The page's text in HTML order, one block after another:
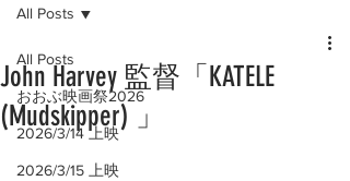
All Posts
おおぶ映画祭2026
2026/3/14 上映
2026/3/15 上映
All Posts
John Harvey 監督「KATELE
(Mudskipper) 」